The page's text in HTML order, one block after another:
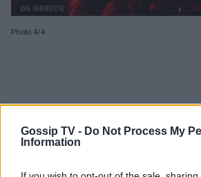
Gossip TV - Do Not Process My
Information
Photo 4/4